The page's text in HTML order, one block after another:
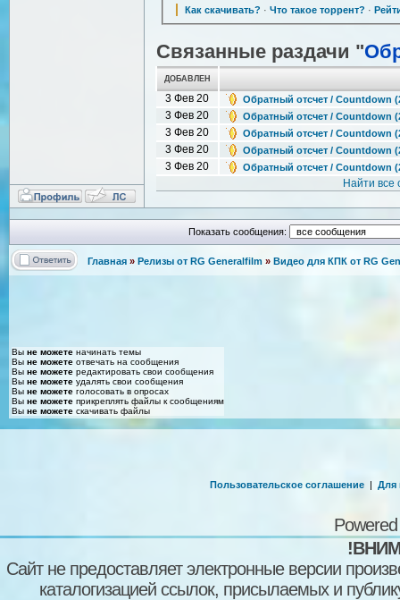
Как скачивать? · Что такое торрент? ·
Связанные раздачи "
ДОБАВЛЕН
3 Фев 20 Обратный отсчет / Countdown
3 Фев 20 Обратный отсчет / Countdown
3 Фев 20 Обратный отсчет / Countdown
3 Фев 20 Обратный отсчет / Countdown
3 Фев 20 Обратный отсчет / Countdown
Найти все
Показать сообщения:
Главная » Релизы от RG Generalfilm » Видео для КПК от RG
Вы не можете начинать темы
Вы не можете отвечать на сообщения
Вы не можете редактировать свои сообщения
Вы не можете удалять свои сообщения
Вы не можете голосовать в опросах
Вы не можете прикреплять файлы к сообщениям
Вы не можете скачивать файлы
Пользовательское соглашение | Для
Сайт не предоставляет электронные версии
каталогизацией ссылок, присылаемых и